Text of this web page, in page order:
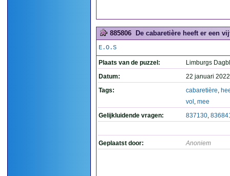
885806 De cabaretière heeft er een
E.O.S
Plaats van de puzzel:
Limburgs
Datum:
22 januari
Tags:
cabaretière,
vol , mee
Gelijkluidende vragen:
837130,
Geplaatst door: Anoniem